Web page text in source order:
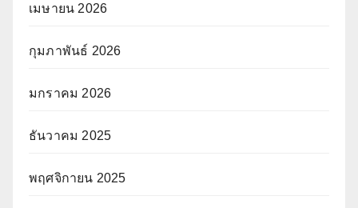
เมษายน 2026
กุมภาพันธ์ 2026
มกราคม 2026
ธันวาคม 2025
พฤศจิกายน 2025